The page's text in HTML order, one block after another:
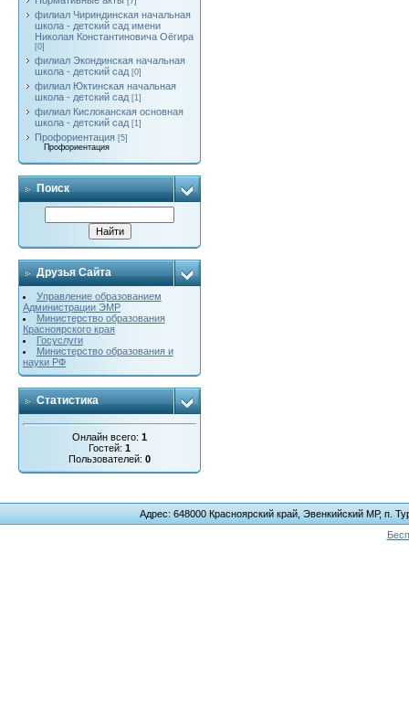
филиал Чириндинская начальная
школа - детский сад имени
Николая Константиновича Оёгира
[0]
филиал Экондинская начальная
школа - детский сад [0]
филиал Юктинская начальная
школа - детский сад [1]
филиал Кислоканская основная
школа - детский сад [1]
Профориентация [5]
Профориентация
Поиск
Друзья Сайта
Управление образованием
Администрации ЭМР
Министерство образования
Красноярского края
Госуслуги
Министерство образования и
науки РФ
Статистика
Онлайн всего: 1
Гостей: 1
Пользователей: 0
Адрес: 648000 Красноярский край, Эвенкийский МР, п.